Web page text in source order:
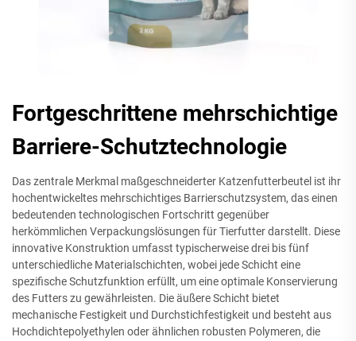
Fortgeschrittene mehrschichtige
Barriere-Schutztechnologie
Das zentrale Merkmal maßgeschneiderter Katzenfutterbeutel ist ihr
hochentwickeltes mehrschichtiges Barrierschutzsystem, das einen
bedeutenden technologischen Fortschritt gegenüber
herkömmlichen Verpackungslösungen für Tierfutter darstellt. Diese
innovative Konstruktion umfasst typischerweise drei bis fünf
unterschiedliche Materialschichten, wobei jede Schicht eine
spezifische Schutzfunktion erfüllt, um eine optimale Konservierung
des Futters zu gewährleisten. Die äußere Schicht bietet
mechanische Festigkeit und Durchstichfestigkeit und besteht aus
Hochdichtepolyethylen oder ähnlichen robusten Polymeren, die